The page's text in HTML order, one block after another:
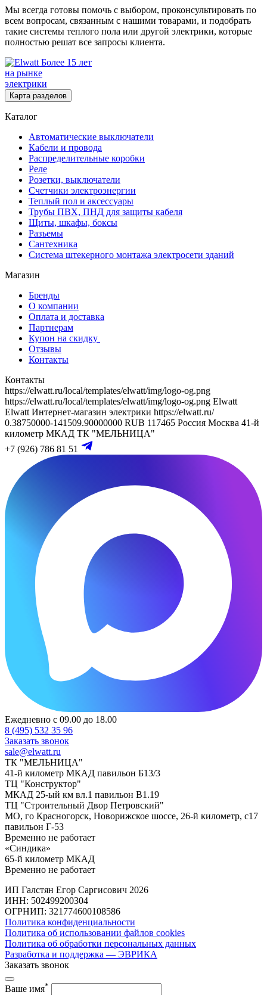
Мы всегда готовы помочь с выбором, проконсультировать по
всем вопросам, связанным с нашими товарами, и подобрать
такие системы теплого пола или другой электрики, которые
полностью решат все запросы клиента.
Более 15 лет
на рынке
электрики
Карта разделов
Каталог
Автоматические выключатели
Кабели и провода
Распределительные коробки
Реле
Розетки, выключатели
Счетчики электроэнергии
Теплый пол и аксессуары
Трубы ПВХ, ПНД для защиты кабеля
Щиты, шкафы, боксы
Разъемы
Сантехника
Система штекерного монтажа электросети зданий
Магазин
Бренды
О компании
Оплата и доставка
Партнерам
Купон на скидку
Отзывы
Контакты
Контакты
https://elwatt.ru/local/templates/elwatt/img/logo-og.png
https://elwatt.ru/local/templates/elwatt/img/logo-og.png Elwatt
Elwatt Интернет-магазин электрики https://elwatt.ru/
0.38750000-141509.90000000 RUB 117465 Россия Москва 41-й
километр МКАД ТК "МЕЛЬНИЦА"
+7 (926) 786 81 51
Ежедневно с 09.00 до 18.00
8 (495) 532 35 96
Заказать звонок
sale@elwatt.ru
ТК "МЕЛЬНИЦА"
41-й километр МКАД павильон Б13/3
ТЦ "Конструктор"
МКАД 25-ый км вл.1 павильон В1.19
ТЦ "Строительный Двор Петровский"
МО, го Красногорск, Новорижское шоссе, 26-й километр, с17
павильон Г-53
Временно не работает
«Синдика»
65-й километр МКАД
Временно не работает
ИП Галстян Егор Саргисович 2026
ИНН: 502499200304
ОГРНИП: 321774600108586
Политика конфиденциальности
Политика об использовании файлов cookies
Политика об обработки персональных данных
Разработка и поддержка — ЭВРИКА
Заказать звонок
Ваше имя*